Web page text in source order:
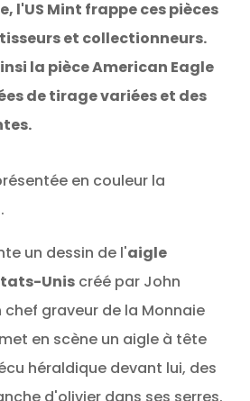
l'US Mint frappe ces pièces
et collectionneurs.
la pièce American Eagle
de tirage variées et des
en couleur la
un dessin de l'aigle
Unis créé par John
graveur de la Monnaie
en scène un aigle à tête
héraldique devant lui, des